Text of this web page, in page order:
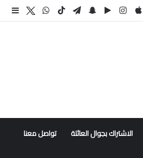
‫YouTube انستقرام سناب تشات
تيلقرام ‫TikTokواتساباكس
الاشتراك بجوال العائلة تواصل معنا